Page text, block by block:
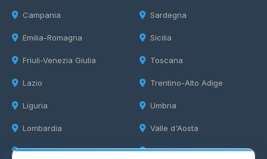
Campania
Emilia-Romagna
Friuli-Venezia Giulia
Lazio
Liguria
Lombardia
Marche
Sardegna
Sicilia
Toscana
Trentino-Alto Adige
Umbria
Valle d'Aosta
Veneto